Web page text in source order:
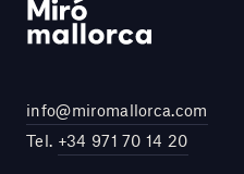
info@miromallorca.com
Tel. +34 971 70 14 20